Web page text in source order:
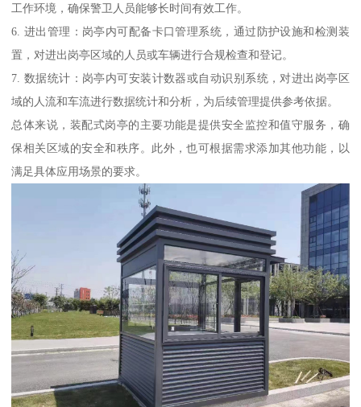
工作环境，确保警卫人员能够长时间有效工作。
6. 进出管理：岗亭内可配备卡口管理系统，通过防护设施和检测装
置，对进出岗亭区域的人员或车辆进行合规检查和登记。
7. 数据统计：岗亭内可安装计数器或自动识别系统，对进出岗亭区
域的人流和车流进行数据统计和分析，为后续管理提供参考依据。
总体来说，装配式岗亭的主要功能是提供安全监控和值守服务，确
保相关区域的安全和秩序。此外，也可根据需求添加其他功能，以
满足具体应用场景的要求。